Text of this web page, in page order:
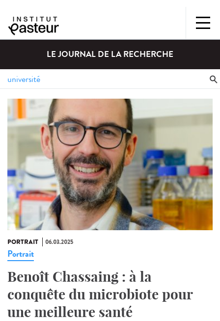
LE JOURNAL DE LA RECHERCHE
PORTRAIT 06.03.2025
Portrait
Benoît Chassaing : à la
conquête du microbiote pour
une meilleure santé